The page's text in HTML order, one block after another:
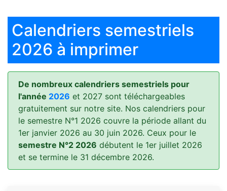
Calendriers semestriels
2026 à imprimer
De nombreux calendriers semestriels pour
l'année 2026 et 2027 sont téléchargeables
gratuitement sur notre site. Nos calendriers pour
le semestre N°1 2026 couvre la période allant du
1er janvier 2026 au 30 juin 2026. Ceux pour le
semestre N°2 2026 débutent le 1er juillet 2026
et se termine le 31 décembre 2026.